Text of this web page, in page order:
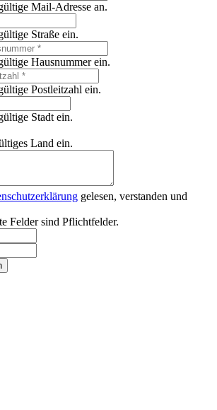
Mail-Adresse an.
Straße ein.
Hausnummer ein.
Postleitzahl ein.
Stadt ein.
Land ein.
gelesen, verstanden und
Felder sind Pflichtfelder.